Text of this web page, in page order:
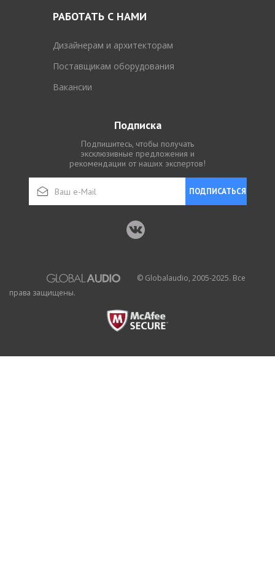
РАБОТАТЬ С НАМИ
Дизайнерам и архитекторам
Поставщикам оборудования
Вакансии
Подписка
Подпишитесь, чтобы получать
эксклюзивные предложения и
рекомендации от наших экспертов!
ПОДПИСАТЬСЯ
© Globalaudio, 2005-2025. Все
права защищены.